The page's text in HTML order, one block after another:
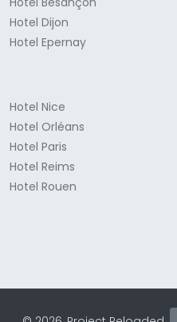
Hotel Dijon
Hotel Epernay
Hotel Nice
Hotel Orléans
Hotel Paris
Hotel Reims
Hotel Rouen